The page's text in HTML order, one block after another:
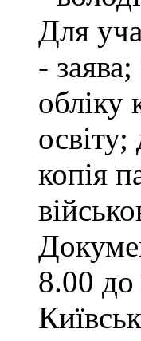
Для
-
обліку
копія
8.00 до